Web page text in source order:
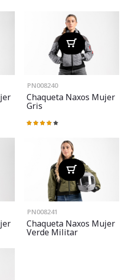
PN008240
Chaqueta Naxos Mujer
Gris
Valoración:
PN008241
Chaqueta Naxos Mujer
Verde Militar